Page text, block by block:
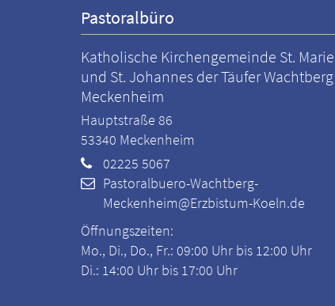
Pastoralbüro
Katholische Kirchengemeinde St.
und St. Johannes der Täufer
Meckenheim
Hauptstraße 86
53340 Meckenheim
02225 5067
Pastoralbuero-Wachtberg-
Meckenheim@Erzbistum-Koeln.de
Öffnungszeiten:
Mo., Di., Do., Fr.: 09:00 Uhr bis 12:00 Uhr
Di.: 14:00 Uhr bis 17:00 Uhr